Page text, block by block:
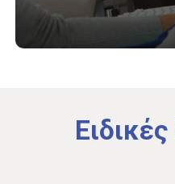
Ειδικές